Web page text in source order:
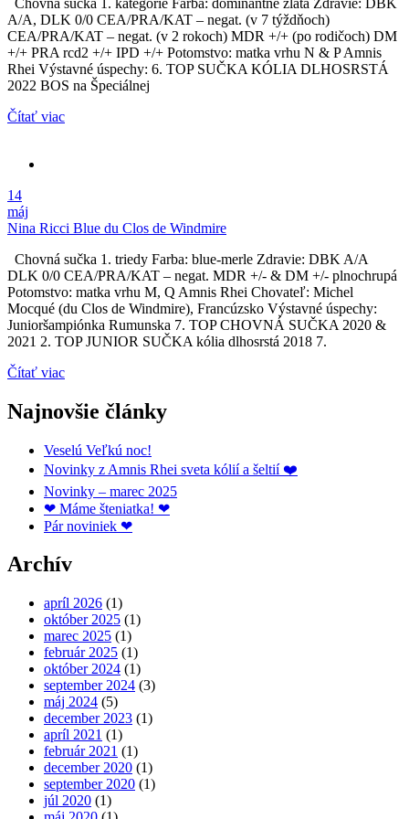
A/A, DLK 0/0 CEA/PRA/KAT – negat. (v 7 týždňoch)
CEA/PRA/KAT – negat. (v 2 rokoch) MDR +/+ (po rodičoch) DM
+/+ PRA rcd2 +/+ IPD +/+ Potomstvo: matka vrhu N & P Amnis
Rhei Výstavné úspechy: 6. TOP SUČKA KÓLIA DLHOSRSTÁ
2022 BOS na Špeciálnej
Čítať viac
14
máj
Nina Ricci Blue du Clos de Windmire
Chovná sučka 1. triedy Farba: blue-merle Zdravie: DBK A/A
DLK 0/0 CEA/PRA/KAT – negat. MDR +/- & DM +/- plnochrupá
Potomstvo: matka vrhu M, Q Amnis Rhei Chovateľ: Michel
Mocqué (du Clos de Windmire), Francúzsko Výstavné úspechy:
Junioršampiónka Rumunska 7. TOP CHOVNÁ SUČKA 2020 &
2021 2. TOP JUNIOR SUČKA kólia dlhosrstá 2018 7.
Čítať viac
Najnovšie články
Veselú Veľkú noc!
Novinky z Amnis Rhei sveta kólií a šeltií ❤️
Novinky – marec 2025
❤ Máme šteniatka! ❤
Pár noviniek ❤
Archív
apríl 2026 (1)
október 2025 (1)
marec 2025 (1)
február 2025 (1)
október 2024 (1)
september 2024 (3)
máj 2024 (5)
december 2023 (1)
apríl 2021 (1)
február 2021 (1)
december 2020 (1)
september 2020 (1)
júl 2020 (1)